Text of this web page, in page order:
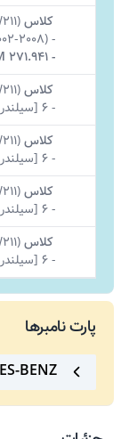
کلاس E
-
(2002-2008)
-
271.941
کلاس E
-6 [سیلندر]
کلاس E
-6 [سیلندر]
کلاس E
-6 [سیلندر]
کلاس E
-6 [سیلندر]
پارت نامبرها
BENZ